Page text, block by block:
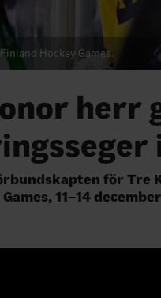
Hockey Games.
herr
för
11–14